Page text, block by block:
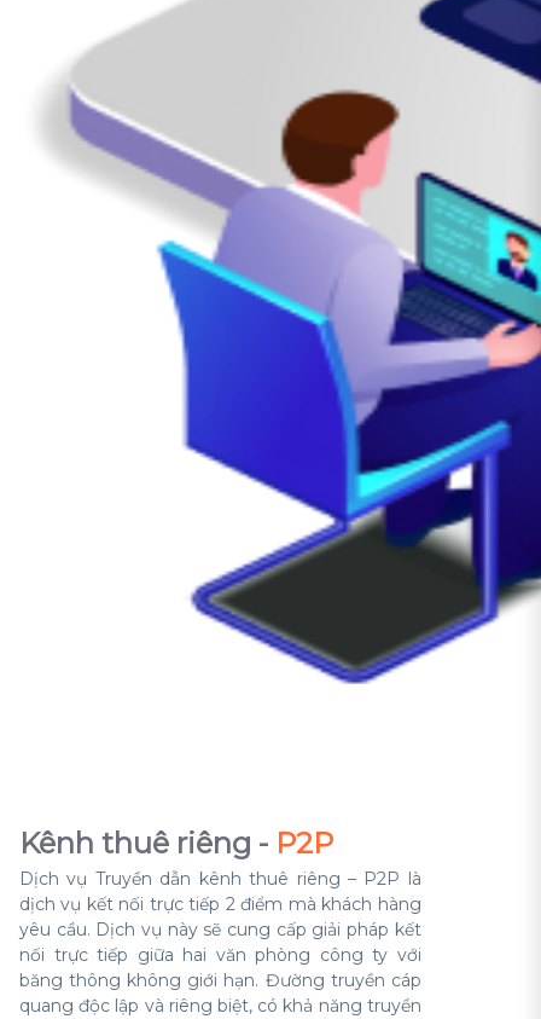
Kênh thuê riêng - P2P
Dịch vụ Truyền dẫn kênh thuê riêng – P2P là
dịch vụ kết nối trực tiếp 2 điểm mà khách hàng
yêu cầu. Dịch vụ này sẽ cung cấp giải pháp kết
nối trực tiếp giữa hai văn phòng công ty với
băng thông không giới hạn. Đường truyền cáp
quang độc lập và riêng biệt, có khả năng truyền